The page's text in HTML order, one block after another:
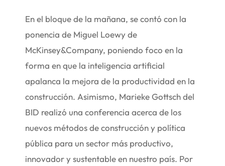
En el bloque de la mañana, se contó con la
ponencia de Miguel Loewy de
McKinsey&Company, poniendo foco en la
forma en que la inteligencia artificial
apalanca la mejora de la productividad en la
construcción. Asimismo, Marieke Gottsch del
BID realizó una conferencia acerca de los
nuevos métodos de construcción y política
pública para un sector más productivo,
innovador y sustentable en nuestro país. Por